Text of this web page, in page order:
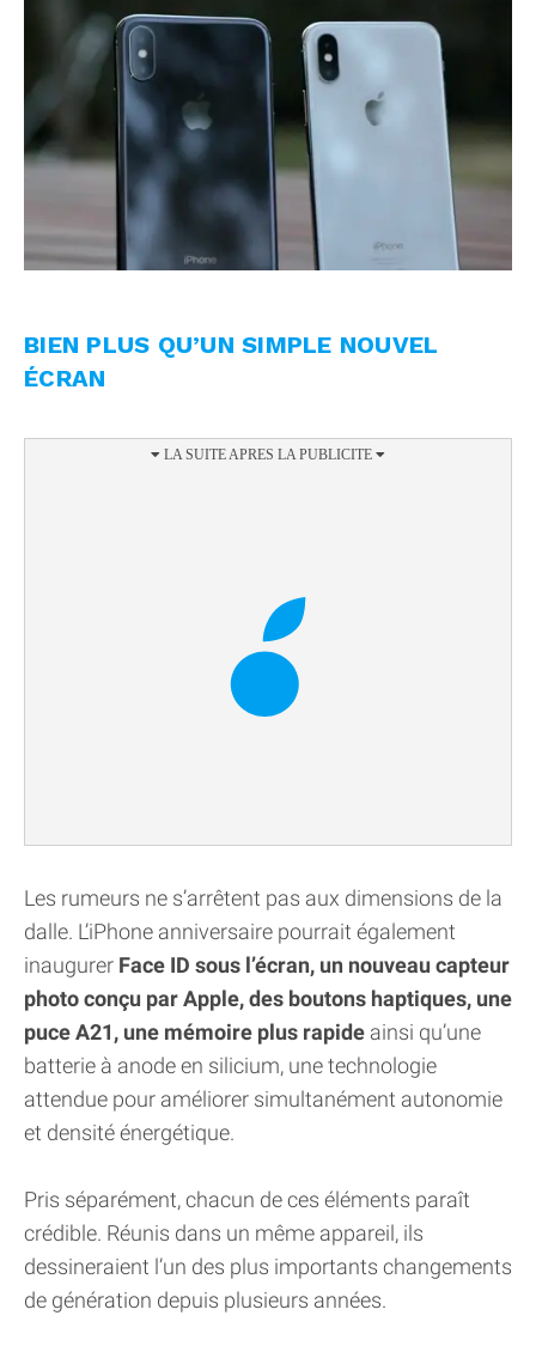
BIEN PLUS QU’UN SIMPLE NOUVEL
ÉCRAN
Les rumeurs ne s’arrêtent pas aux dimensions de la
dalle. L’iPhone anniversaire pourrait également
inaugurer Face ID sous l’écran, un nouveau capteur
photo conçu par Apple, des boutons haptiques, une
puce A21, une mémoire plus rapide ainsi qu’une
batterie à anode en silicium, une technologie
attendue pour améliorer simultanément autonomie
et densité énergétique.
Pris séparément, chacun de ces éléments paraît
crédible. Réunis dans un même appareil, ils
dessineraient l’un des plus importants changements
de génération depuis plusieurs années.